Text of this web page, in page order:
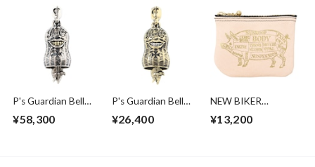
P's Guardian Bell
¥58,300
P's Guardian Bell
¥26,400
NEW BIKER
¥13,200